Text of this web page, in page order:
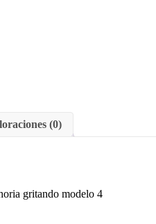
(0)
gritando modelo 4